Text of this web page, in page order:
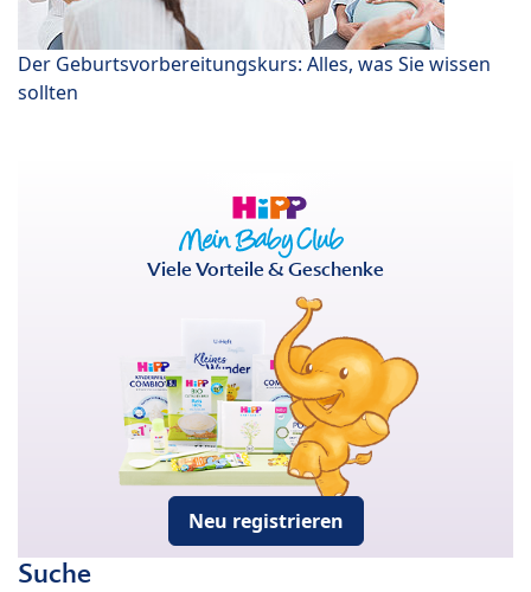
Der Geburtsvorbereitungskurs: Alles, was Sie wissen
sollten
Viele Vorteile & Geschenke
Neu registrieren
Suche